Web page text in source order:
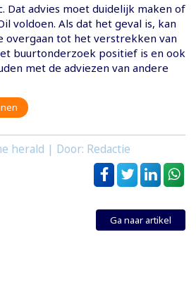
Dat advies moet duidelijk maken of
voldoen. Als dat het geval is, kan
overgaan tot het verstrekken van
buurtonderzoek positief is en ook
met de adviezen van andere
herald | Door: Redactie
Ga naar artikel